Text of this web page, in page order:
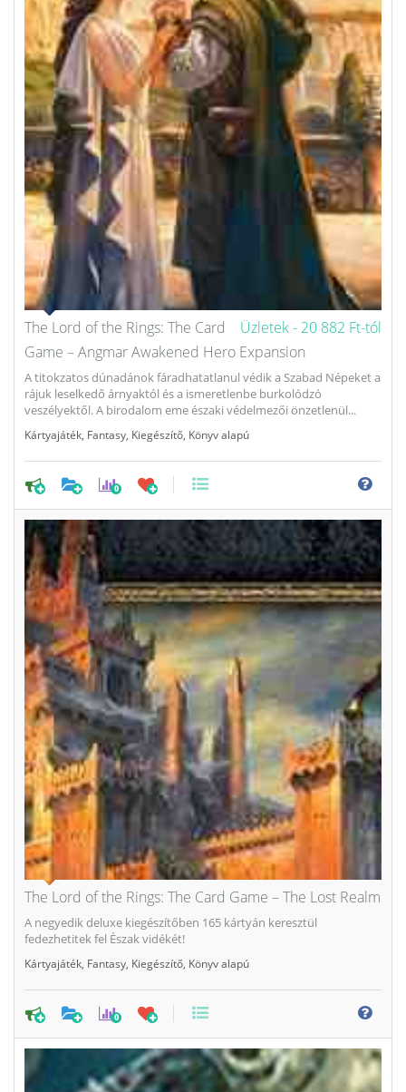
Üzletek - 20 882 Ft-tól
The Lord of the Rings: The Card
Game – Angmar Awakened Hero Expansion
A titokzatos dúnadánok fáradhatatlanul védik a Szabad Népeket a
rájuk leselkedő árnyaktól és a ismeretlenbe burkolódzó
veszélyektől. A birodalom eme északi védelmezői önzetlenül...
Kártyajáték Fantasy Kiegészítő Könyv alapú
0
The Lord of the Rings: The Card Game – The Lost Realm
A negyedik deluxe kiegészítőben 165 kártyán keresztül
fedezhetitek fel Észak vidékét!
Kártyajáték Fantasy Kiegészítő Könyv alapú
0